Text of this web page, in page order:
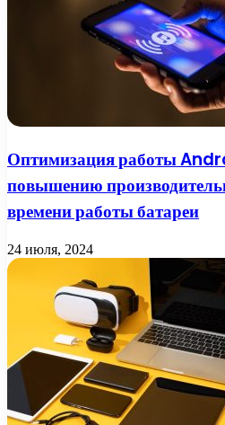
Оптимизация работы
повышению
времени работы батареи
24 июля, 2024